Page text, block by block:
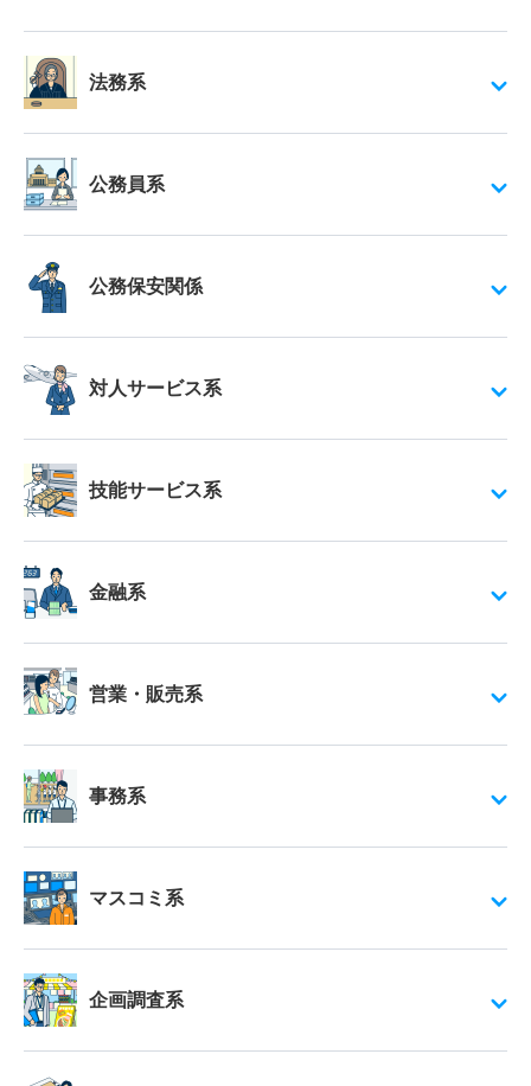
法務系
公務員系
公務保安関係
対人サービス系
技能サービス系
金融系
営業・販売系
事務系
マスコミ系
企画調査系